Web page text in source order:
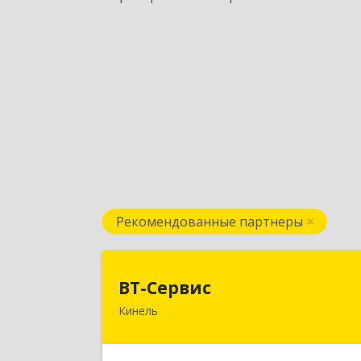
Рекомендованные партнеры
ВТ-Сервис
Кинель446436, Самарская обл, Кинель г,